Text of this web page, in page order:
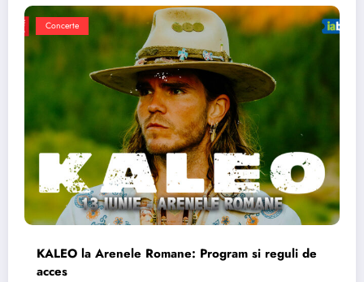
Concerte
KALEO la Arenele Romane: Program si reguli de
acces